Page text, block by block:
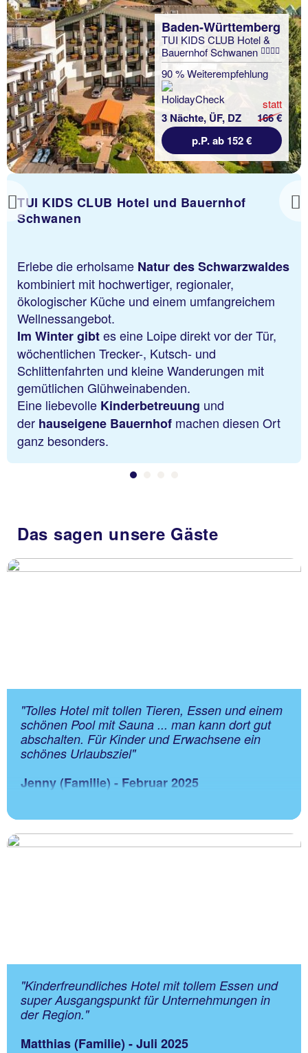
Previous
Baden-Württemberg
TUI KIDS CLUB Hotel &
Bauernhof Schwanen
90 % Weiterempfehlung
3 Nächte, ÜF, DZ
statt
166 €
p.P. ab 152 €
TUI KIDS CLUB Hotel und Bauernhof
Schwanen
Erlebe die erholsame Natur des Schwarzwaldes
kombiniert mit hochwertiger, regionaler,
ökologischer Küche und einem umfangreichem
Wellnessangebot.
Im Winter gibtes eine Loipe direkt vor der Tür,
wöchentlichen Trecker-, Kutsch- und
Schlittenfahrten und kleine Wanderungen mit
gemütlichen Glühweinabenden.
Eine liebevolle Kinderbetreuung und
der hauseigene Bauernhof machen diesen Ort
ganz besonders.
Das sagen unsere Gäste
"Tolles Hotel mit tollen Tieren, Essen und einem
schönen Pool mit Sauna ... man kann dort gut
abschalten. Für Kinder und Erwachsene ein
schönes Urlaubsziel"
Jenny (Familie) - Februar 2025
"Kinderfreundliches Hotel mit tollem Essen und
super Ausgangspunkt für Unternehmungen in
der Region."
Matthias (Familie) - Juli 2025